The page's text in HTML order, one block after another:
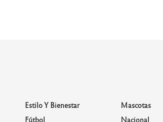
Estilo Y Bienestar
Fútbol
Mascotas
Nacional